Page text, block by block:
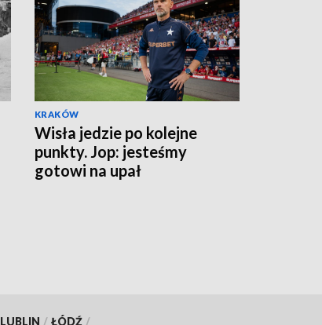
KRAKÓW
Wisła jedzie po kolejne
punkty. Jop: jesteśmy
gotowi na upał
LUBLIN / ŁÓDŹ /